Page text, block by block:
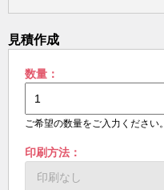
見積作成
数量：
ご希望の数量をご入力ください。
印刷方法：